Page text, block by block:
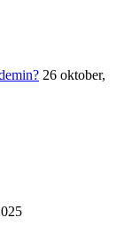
26 oktober,